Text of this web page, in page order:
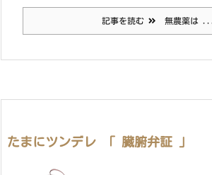
記事を読む 無農薬は ...
たまにツンデレ 「 臓腑弁証 」